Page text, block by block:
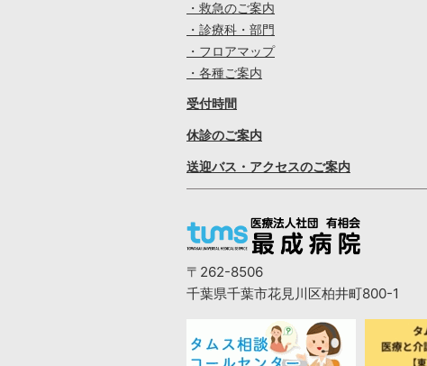
・救急のご案内
・診療科・部門
・フロアマップ
・各種ご案内
受付時間
休診のご案内
送迎バス・アクセスのご案内
〒262-8506
千葉県千葉市花見川区柏井町800-1